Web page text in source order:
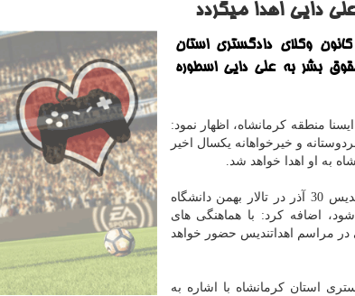
دایی اهدا میگردد
وكلای دادگستری استان
بشر به علی دایی اسطوره
منطقه كرمانشاه، اظهار نمود:
و خیرخواهانه یكسال اخیر
به او اهدا خواهد شد.
وی بابیان اینكه مراسم اهدای این تندیس 30 آذر در تالار بهمن دانشگاه
اضافه كرد: با هماهنگی های
مراسم اهداتندیس حضور خواهد
استان كرمانشاه با اشاره به